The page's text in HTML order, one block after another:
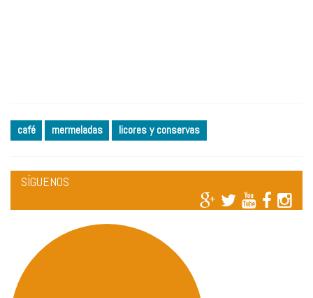
café mermeladas licores y conservas
SÍGUENOS